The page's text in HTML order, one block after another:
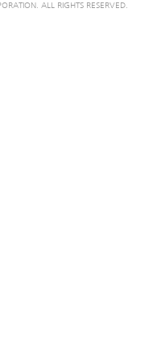
ALL RIGHTS RESERVED.